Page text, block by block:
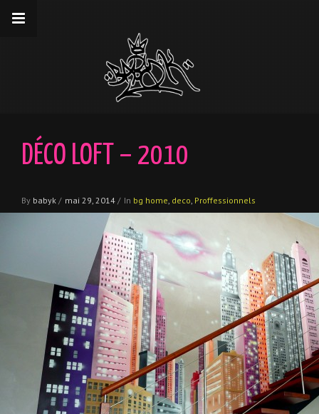
__gaTracker('send','pageview');
DÉCO LOFT – 2010
By babyk / mai 29, 2014 / In bg home deco Proffessionnels